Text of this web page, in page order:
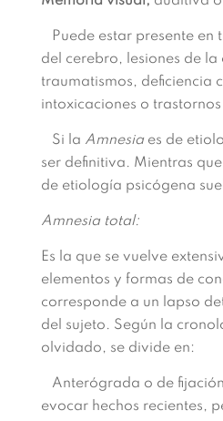
Puede estar presente en
del cerebro, lesiones de
traumatismos, deficiencia
intoxicaciones o
Si la Amnesiaes de
ser definitiva. Mientras
de etiología psicógena
Amnesia total:
Es la que se vuelve
elementos y formas de
corresponde a un lapso
del sujeto. Según la
olvidado, se divide en:
Anterógrada o de
evocar hechos recientes,